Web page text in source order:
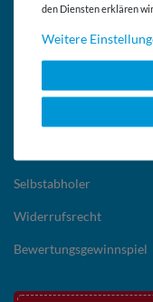
den Diensten erklären
Weitere
Selbstabholer
Widerrufsrecht
Bewertungsgewinnspiel